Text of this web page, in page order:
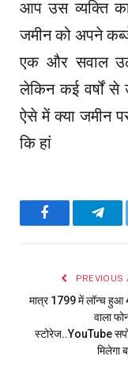
आप उस व्यक्ति
जमीन को अपने
एक और सवाल
लेकिन कई वर्षों
ऐसे में क्या जमीन
कि हां
Facebook
PREVIOUS
मात्र ₹1799 में लॉन्च
वाला
स्टोरेज..YouTube
मिलेगा